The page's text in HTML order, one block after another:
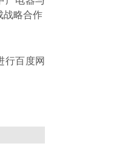
战略合作
行百度网